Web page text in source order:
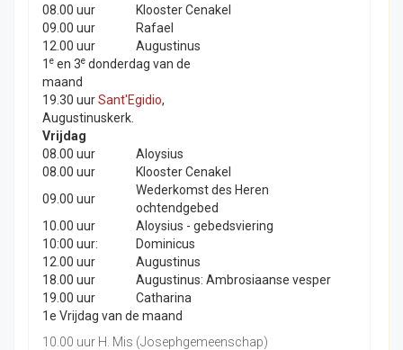
08.00 uur
Klooster Cenakel
09.00 uur
Rafael
12.00 uur
Augustinus
1 e en 3e donderdag van de
maand
19.30 uurSant'Egidio,
Augustinuskerk.
Vrijdag
08.00 uur
Aloysius
08.00 uur
Klooster Cenakel
09.00 uur
Wederkomst des Heren
ochtendgebed
10.00 uur
Aloysius - gebedsviering
10:00 uur:
Dominicus
12.00 uur
Augustinus
18.00 uur
Augustinus: Ambrosiaanse vesper
19.00 uur
Catharina
1e Vrijdag van de maand
10.00 uur H. Mis (Josephgemeenschap)